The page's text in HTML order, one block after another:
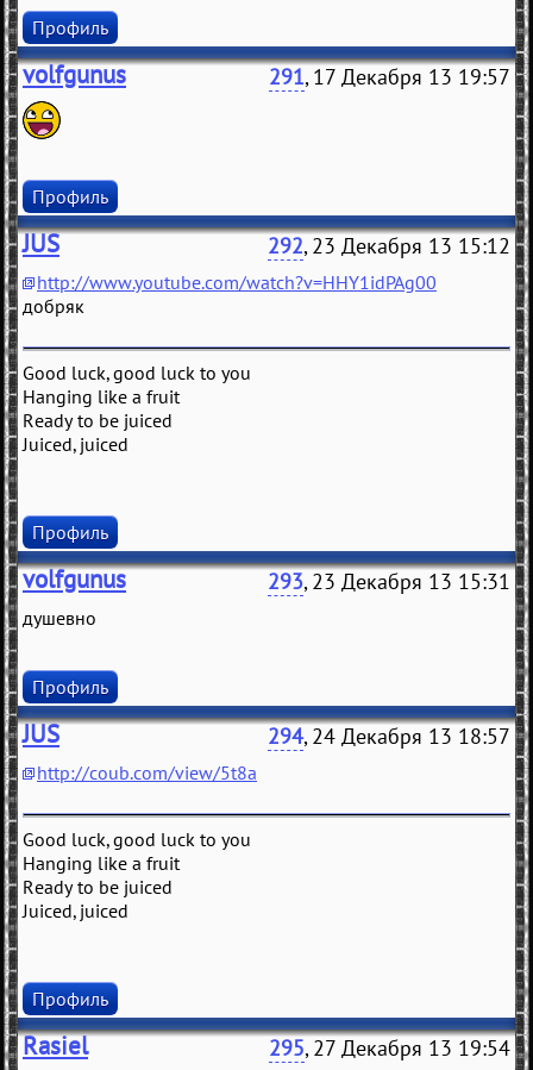
Профиль
volfgunus 291, 17 Декабря 13 19:57
Профиль
JUS 292, 23 Декабря 13 15:12
http://www.youtube.com/watch?v=HHY1idPAg00
добряк
Good luck, good luck to you
Hanging like a fruit
Ready to be juiced
Juiced, juiced
Профиль
volfgunus 293, 23 Декабря 13 15:31
душевно
Профиль
JUS 294, 24 Декабря 13 18:57
http://coub.com/view/5t8a
Good luck, good luck to you
Hanging like a fruit
Ready to be juiced
Juiced, juiced
Профиль
Rasiel 295, 27 Декабря 13 19:54